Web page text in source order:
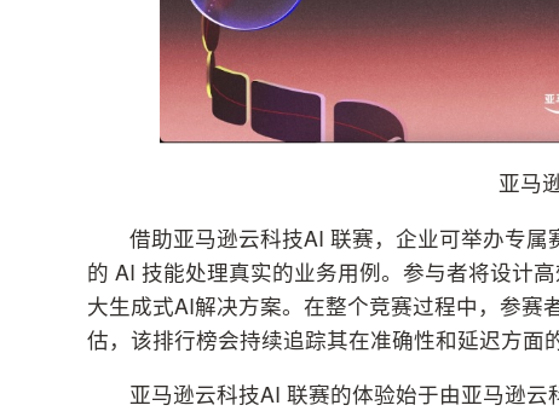
亚马
借助亚马逊云科技AI 联赛，企业可举办专
的 AI 技能处理真实的业务用例。参与者将设计
大生成式AI解决方案。在整个竞赛过程中，参
估，该排行榜会持续追踪其在准确性和延迟方面
亚马逊云科技AI 联赛的体验始于由亚马逊